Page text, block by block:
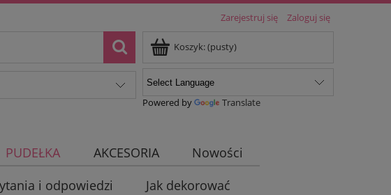
Zarejestruj się Zaloguj się
Koszyk:(pusty)
Powered by Translate
PUDEŁKA AKCESORIA
Nowości
i odpowiedzi
Jak dekorować